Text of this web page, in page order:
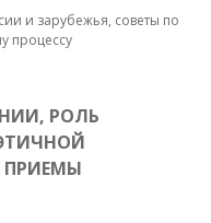
и зарубежья, советы по
процессу
РОЛЬ
ПРИЕМЫ